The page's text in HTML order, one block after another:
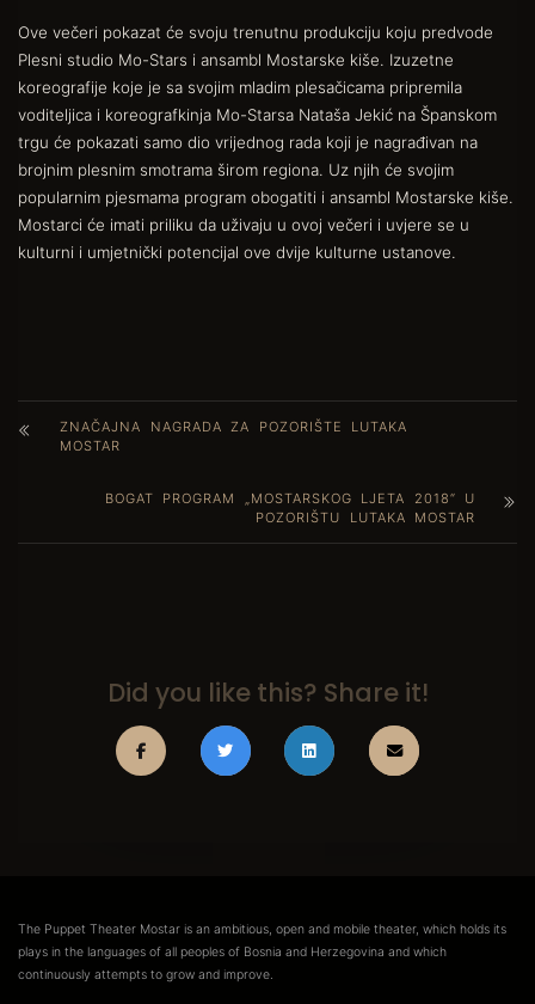
Ove večeri pokazat će svoju trenutnu produkciju koju predvode
Plesni studio Mo-Stars i ansambl Mostarske kiše. Izuzetne
koreografije koje je sa svojim mladim plesačicama pripremila
voditeljica i koreografkinja Mo-Starsa Nataša Jekić na Španskom
trgu će pokazati samo dio vrijednog rada koji je nagrađivan na
brojnim plesnim smotrama širom regiona. Uz njih će svojim
popularnim pjesmama program obogatiti i ansambl Mostarske kiše.
Mostarci će imati priliku da uživaju u ovoj večeri i uvjere se u
kulturni i umjetnički potencijal ove dvije kulturne ustanove.
ZNAČAJNA NAGRADA ZA POZORIŠTE LUTAKA
MOSTAR
BOGAT PROGRAM „MOSTARSKOG LJETA 2018“ U
POZORIŠTU LUTAKA MOSTAR
Did you like this? Share it!
The Puppet Theater Mostar is an ambitious, open and mobile theater, which holds its
plays in the languages of all peoples of Bosnia and Herzegovina and which
continuously attempts to grow and improve.